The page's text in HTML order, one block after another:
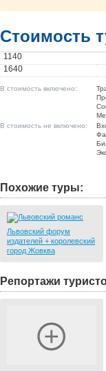
Стоимость
1140
1640
В стоимость включено:
В стоимость не включено:
Похожие туры:
Львовский форум
издателей + королевский
город Жовква
Репортажи